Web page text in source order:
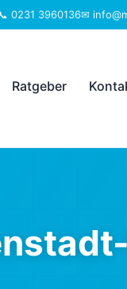
0231 3960136✉
Ratgeber